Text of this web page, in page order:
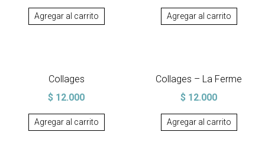
Agregar al carrito Agregar al carrito
Collages
$ 12.000
Agregar al carrito
Collages – La Ferme
$ 12.000
Agregar al carrito